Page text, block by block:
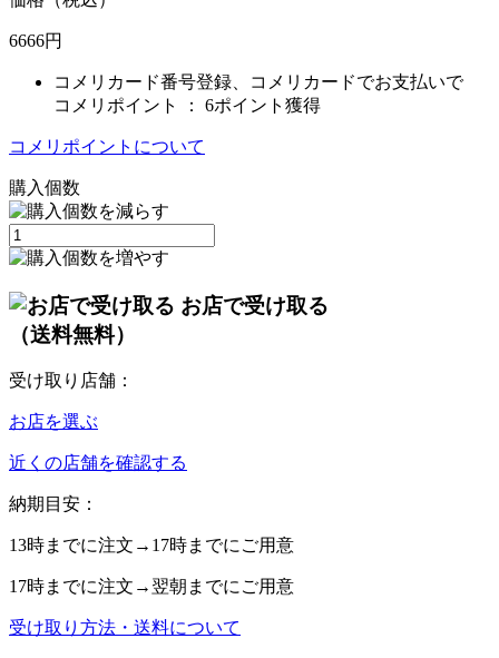
6666円
コメリカード番号登録、コメリカードでお支払いで
コメリポイント ： 6ポイント獲得
コメリポイントについて
購入個数
お店で受け取る
（送料無料）
受け取り店舗：
お店を選ぶ
近くの店舗を確認する
納期目安：
13時までに注文→ 17時までにご用意
17時までに注文→ 翌朝 までにご用意
受け取り方法・送料について